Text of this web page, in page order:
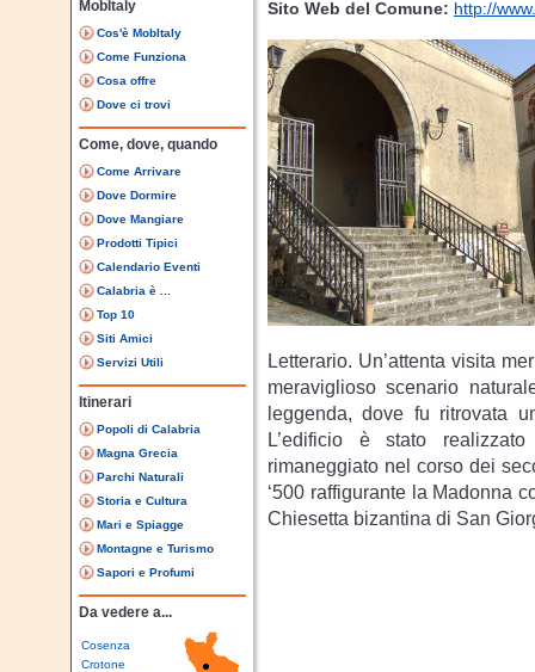
MobItaly
Cos'è MobItaly
Come Funziona
Cosa offre
Dove ci trovi
Come, dove, quando
Come Arrivare
Dove Dormire
Dove Mangiare
Prodotti Tipici
Calendario Eventi
Calabria è ...
Top 10
Siti Amici
Servizi Utili
Itinerari
Popoli di Calabria
Magna Grecia
Parchi Naturali
Storia e Cultura
Mari e Spiagge
Montagne e Turismo
Sapori e Profumi
Da vedere a...
Cosenza
Crotone
Sito Web del Comune: http://
Letterario. Un’attenta visita
meraviglioso scenario
leggenda, dove fu ritrovata
L’edificio è stato
rimaneggiato nel corso dei
‘500 raffigurante la Madonna
Chiesetta bizantina di San